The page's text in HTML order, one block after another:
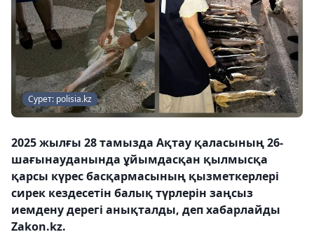
Сурет: polisia.kz
2025 жылғы 28 тамызда Ақтау қаласының 26-
шағынауданында ұйымдасқан қылмысқа
қарсы күрес басқармасының қызметкерлері
сирек кездесетін балық түрлерін заңсыз
иемдену дерегі анықталды, деп хабарлайды
Zakon.kz.